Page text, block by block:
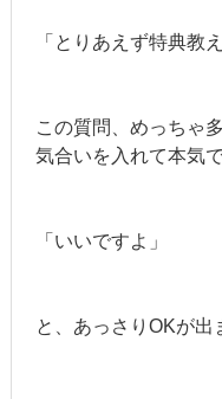
「とりあえず特典教
この質問、めっちゃ
気合いを入れて本気
「いいですよ」
と、あっさりOKが出